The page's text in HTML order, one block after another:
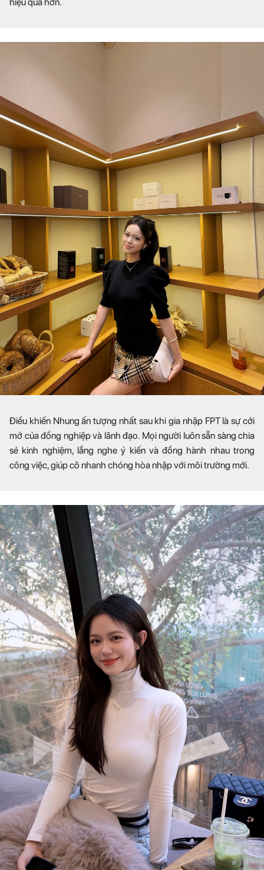
Điều khiến Nhung ấn tượng nhất sau khi gia nhập FPT là sự cởi
mở của đồng nghiệp và lãnh đạo. Mọi người luôn sẵn sàng chia
sẻ kinh nghiệm, lắng nghe ý kiến và đồng hành nhau trong
công việc, giúp cô nhanh chóng hòa nhập với môi trường mới.